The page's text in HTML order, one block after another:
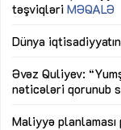
təşviqləri MƏQALƏ
Dünya
Əvəz Quliyev:
nəticələri qorunub
Maliyyə planlaması